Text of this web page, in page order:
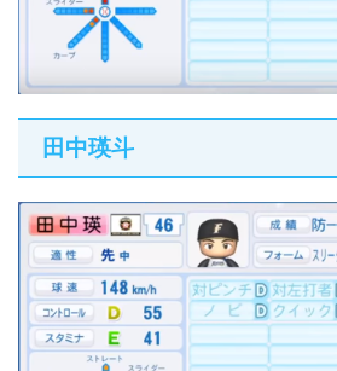
田中瑛斗